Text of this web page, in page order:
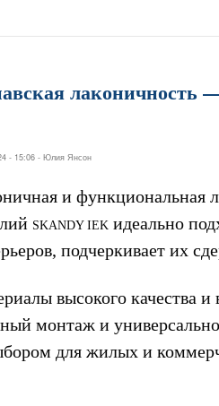
лаконичность
- 15:06 - Юлия Янсон
и функциональная
SKANDY IEK идеально
подчеркивает их
высокого качества
монтаж и
для жилых и